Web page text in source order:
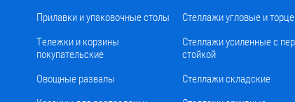
Прилавки и упаковочные столы
Тележки и корзины
покупательские
Овощные развалы
Стеллажи угловые и
Стеллажи усиленные с
стойкой
Стеллажи складские